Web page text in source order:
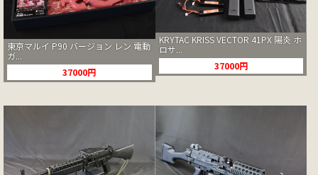
東京マルイ P90 バージョン レン 電動
ガ...
37000円
KRYTAC KRISS VECTOR 41PX 陽炎 ホ
ロサ...
37000円